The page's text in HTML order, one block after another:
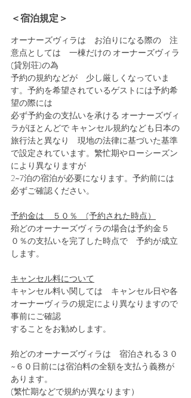
＜宿泊規定＞
オーナーズヴィラは　お泊りになる際の　注
意点としては　一棟だけの オーナーズヴィラ
(貸別荘)の為
予約の規約などが　少し厳しくなっていま
す。予約を希望されているゲストには予約希
望の際には
必ず予約金の支払いを承ける オーナーズヴィ
ラがほとんどで キャンセル規約なども日本の
旅行法と異なり　現地の法律に基づいた基準
で設定されています。繁忙期やローシーズン
により異なりますが
2~7泊の宿泊が必要になります。予約前には
必ずご確認ください。
予約金は　５０％　(予約された時点）
殆どのオーナーズヴィラの場合は予約金５
０％の支払いを完了した時点で　予約が成立
します。
キャンセル料について
キャンセル料い関しては　キャンセル日や各
オーナーヴィラの規定により異なりますので
事前にご確認
することをお勧めします。
殆どのオーナーズヴィラは　宿泊される３０
~６０日前には宿泊料の全額を支払う義務が
あります。
(繁忙期などで規約が異なります）